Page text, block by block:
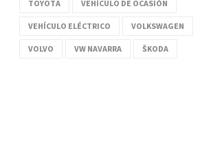
TOYOTA VEHÍCULO DE OCASIÓN
VEHÍCULO ELÉCTRICO VOLKSWAGEN
VOLVO VW NAVARRA ŠKODA